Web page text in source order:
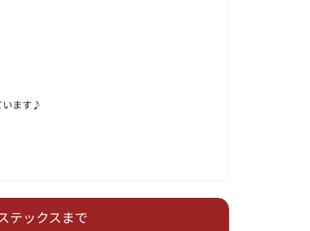
います♪
テックスまで